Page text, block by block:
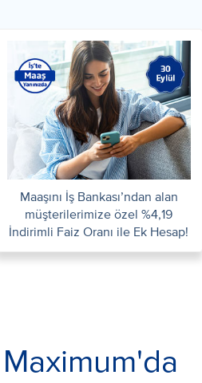
Maaşını İş Bankası’ndan alan
müşterilerimize özel %4,19
İndirimli Faiz Oranı ile Ek Hesap!